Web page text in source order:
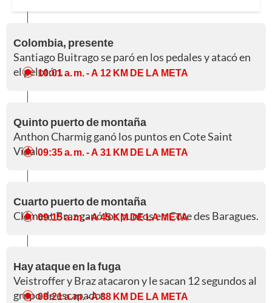
Colombia, presente
Santiago Buitrago se paró en los pedales y atacó en
el pelotón.10:01 a. m.- A 12 KM DE LA META
Quinto puerto de montaña
Anthon Charmig ganó los puntos en Cote Saint
Vidal.09:35 a. m.- A 31 KM DE LA META
Cuarto puerto de montaña
Clément Braz ganó los puntos en Cote des Baragues.
09:15 a. m.- A 45 KM DE LA META
Hay ataque en la fuga
Veistroffer y Braz atacaron y le sacan 12 segundos al
grupo de escapados.
08:21 a. m.- A 88 KM DE LA META